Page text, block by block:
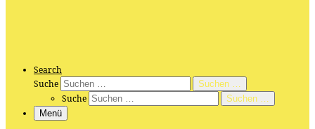
Search
Suche
Suchen …
Suche
Suchen …
Menü